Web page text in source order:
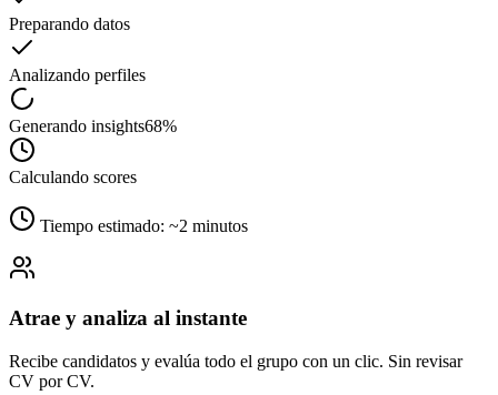
0AI Score
Disponibilidad geográfica100%
Análisis IA
Preparando datos
Analizando perfiles
Generando insights68%
Calculando scores
Tiempo estimado: ~2 minutos
Atrae y analiza al instante
Recibe candidatos y evalúa todo el grupo con un clic. Sin revisar
CV por CV.